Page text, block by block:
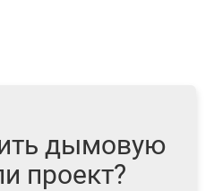
дымовую
проект?